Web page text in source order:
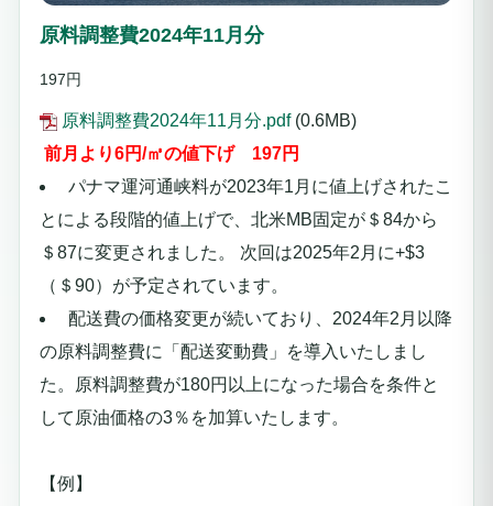
原料調整費2024年11月分
197円
原料調整費2024年11月分.pdf(0.6MB)
前月より6円/㎥の値下げ 197円
パナマ運河通峡料が2023年1月に値上げされたこ
とによる段階的値上げで、北米MB固定が＄84から
＄87に変更されました。 次回は2025年2月に+$3
（＄90）が予定されています。
配送費の価格変更が続いており、2024年2月以降
の原料調整費に「配送変動費」を導入いたしまし
た。
原料調整費が180円以上になった場合を条件と
して原油価格の3％を加算いたします。
【例】